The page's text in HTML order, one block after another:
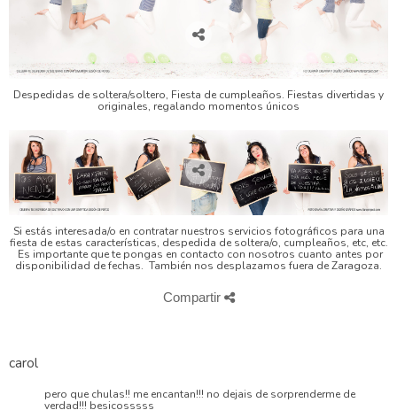
Despedidas de soltera/soltero, Fiesta de cumpleaños. Fiestas divertidas y
originales, regalando momentos únicos
Si estás interesada/o en contratar nuestros servicios fotográficos para una
fiesta de estas características, despedida de soltera/o, cumpleaños, etc, etc.
Es importante que te pongas en contacto con nosotros cuanto antes por
disponibilidad de fechas. También nos desplazamos fuera de Zaragoza.
Compartir
carol
pero que chulas!! me encantan!!! no dejais de sorprenderme de
verdad!!! besicosssss